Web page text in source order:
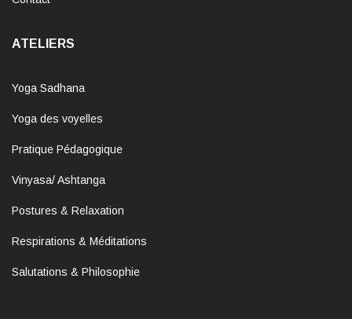
ATELIERS
Yoga Sadhana
Yoga des voyelles
Pratique Pédagogique
Vinyasa/ Ashtanga
Postures & Relaxation
Respirations & Méditations
Salutations & Philosophie